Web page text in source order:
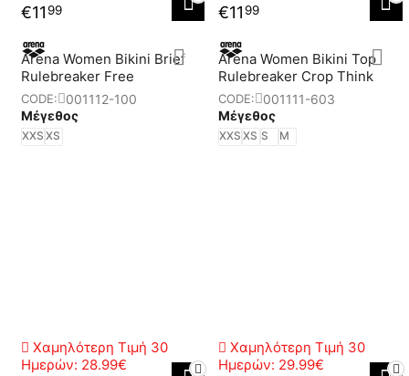
€11 99 €11 99
Arena Women Bikini Brief
Rulebreaker Free
CODE:
001112-100
Μέγεθος
XXS XS
Χαμηλότερη Τιμή 30
Ημερών: 28.99€
Arena Women Bikini Top
Rulebreaker Crop Think
CODE:
001111-603
Μέγεθος
XXS XS S M
Χαμηλότερη Τιμή 30
Ημερών: 29.99€